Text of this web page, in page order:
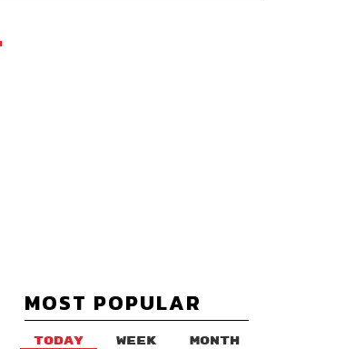
MOST POPULAR
TODAY WEEK MONTH